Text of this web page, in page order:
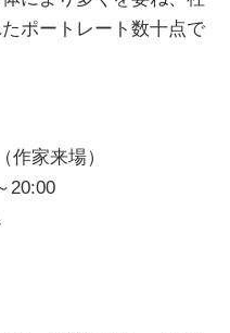
ポートレート数十点で
家来場）
20:00